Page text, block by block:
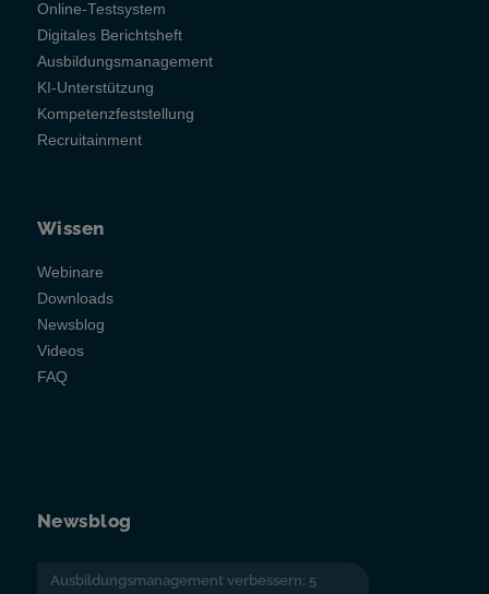
Online-Testsystem
Digitales Berichtsheft
Ausbildungsmanagement
KI-Unterstützung
Kompetenzfeststellung
Recruitainment
Wissen
Webinare
Downloads
Newsblog
Videos
FAQ
Newsblog
Ausbildungsmanagement verbessern: 5